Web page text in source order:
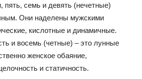
семь и девять (нечетные)
Они наделены мужскими
кислотные и динамичные.
и восемь (четные) – это лунные
женское обаяние,
и статичность.